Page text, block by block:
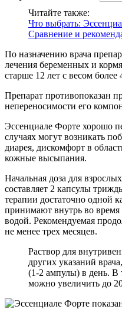
Читайте также:
Что выбрать:
Сравнение и
По назначению врача
лечения беременных и
старше 12 лет с весом более
Препарат противопоказан
непереносимости его
Эссенциале Форте хорошо
случаях могут возникать
диарея, дискомфорт в
кожные высыпания.
Начальная доза для
составляет 2 капсулы
терапии достаточно одной
принимают внутрь во
водой. Рекомендуемая
не менее трех месяцев.
Раствор для
других указаний
(1-2 ампулы) в день. В
можно увеличить до